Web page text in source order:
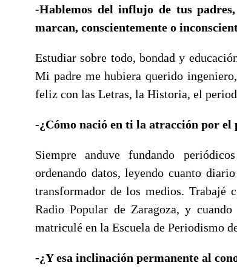
-Hablemos del influjo de tus
marcan, conscientemente o
Estudiar sobre todo, bondad y
Mi padre me hubiera querido
feliz con las Letras, la Historia, el
-¿Cómo nació en ti la atracción por el
Siempre anduve fundando
ordenando datos, leyendo cuanto
transformador de los medios. Trabajé
Radio Popular de Zaragoza, y
matriculé en la Escuela de Periodismo
-¿Y esa inclinación permanente al